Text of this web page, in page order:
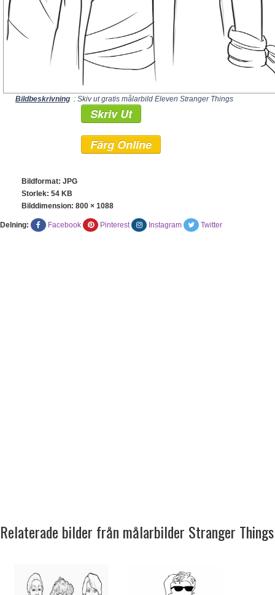
Bildbeskrivning : Skiv ut gratis målarbild Eleven Stranger Things
Skriv Ut
Färg Online
Bildformat: JPG
Storlek: 54 KB
Bilddimension: 800 × 1088
Delning: Facebook Pinterest Instagram Twitter
Relaterade bilder från målarbilder Stranger Things